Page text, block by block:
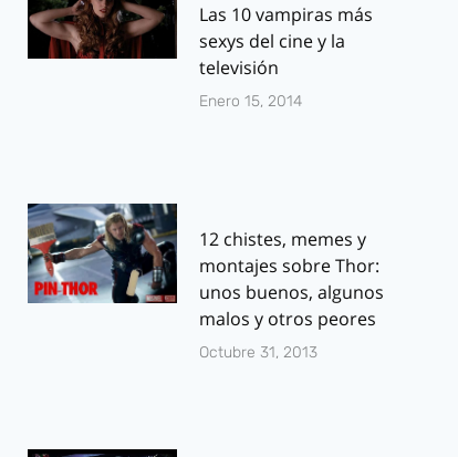
Las 10 vampiras más
sexys del cine y la
televisión
Enero 15, 2014
12 chistes, memes y
montajes sobre Thor:
unos buenos, algunos
malos y otros peores
Octubre 31, 2013